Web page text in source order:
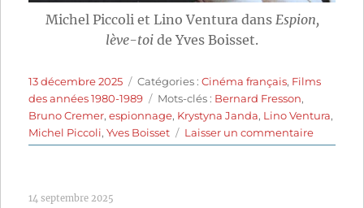
Michel Piccoli et Lino Ventura dans Espion,
lève-toi de Yves Boisset.
Publié
le
13 décembre 2025 Catégories
Catégories :Cinéma français, Films
des années 1980-1989
Étiquettes
Mots-clés : Bernard Fresson,
Bruno Cremer,espionnage, Krystyna Janda, Lino Ventura,
Michel Piccoli,Yves Boisset Laisser un commentairesur
Espion,
14 septembre 2025